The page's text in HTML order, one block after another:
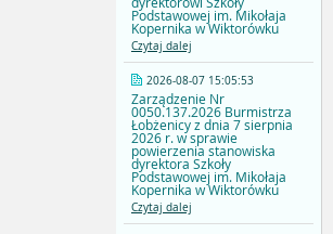
Podstawowej im. Mikołaja
Kopernika w Wiktorówku
Czytaj dalej
2026-08-07 15:05:53
Zarządzenie Nr
0050.137.2026 Burmistrza
Łobżenicy z dnia 7 sierpnia
2026 r. w sprawie
powierzenia stanowiska
dyrektora Szkoły
Podstawowej im. Mikołaja
Kopernika w Wiktorówku
Czytaj dalej